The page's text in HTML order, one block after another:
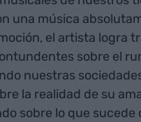
una música
el artista logra
sobre el
nuestras
la realidad de su
sobre lo que sucede